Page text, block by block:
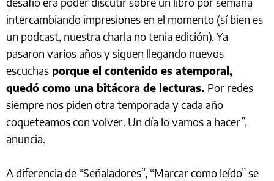
intercambiando impresiones en el momento (sí bien es
un podcast, nuestra charla no tenia edición). Ya
pasaron varios años y siguen llegando nuevos
escuchas porque el contenido es atemporal,
quedó como una bitácora de lecturas. Por redes
siempre nos piden otra temporada y cada año
coqueteamos con volver. Un día lo vamos a hacer”,
anuncia.
A diferencia de “Señaladores”, “Marcar como leído” se